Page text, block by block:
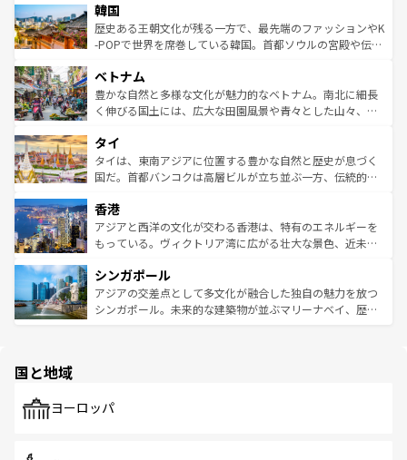
ワイを、存分に味わってほしい。 なお、新着のハワイ情報
はコンテンツ一覧を参照してほしい。
いる。アクティビティも充実しており、サーフィンやダイ
ビング、ハイキングなど、アウトドア好きにはたまらな
い。オーストラリアの多彩な魅力を存分に味わいつくそ
参照してほしい。
ン）、静ひつな山岳地帯である台湾東部など、都市の喧騒
と山間の静けさが共存しており、訪れる人に新しい発見と
驚きをもたらしてくれる。また、奥深い台湾の食文化も魅
容にもいいと評判のスイーツなど、バラエティ豊かな料理
が味わえる。 なお、新着の台湾情報は コンテンツ一覧を参
照してほしい。
韓国
歴史ある王朝文化が残る一方で、最先端のファッションやK
-POPで世界を席巻している韓国。首都ソウルの宮殿や伝統
き、地方に足を延ばせば四季折々の自然美を楽しむことが
できる。そして、キムチや焼肉、絶品のストリートフード
まで、さまざまな韓国料理が待っている。夜には、韓国な
リティに包まれながら、韓国の多彩な魅力を心ゆくまで味
わってみてほしい。 なお、新着の韓国情報はコンテンツ一
覧を参照してほしい。
ベトナム
豊かな自然と多様な文化が魅力的なベトナム。南北に細長
く伸びる国土には、広大な田園風景や青々とした山々、世
急速な発展と共に伝統が息づく。ハノイの古い町並みやホ
ーチミン市のフランス統治時代の建物も、独特の雰囲気を
醸し出している。また、バラエティの豊かさとおいしさで
とつ。フォーやバインミー、ベトナムコーヒーなどは、ぜ
ひ現地で味わいたい。どの地域を訪れてもあたたかい人々
が旅行者を迎えてくれるので、きっと忘れられない旅にな
参照してほしい。
タイ
タイは、東南アジアに位置する豊かな自然と歴史が息づく
国だ。首都バンコクは高層ビルが立ち並ぶ一方、伝統的な
の活気が交差している。北部ではチェンマイなどの山岳地
帯で自然と触れ合い、南部ではプーケットやクラビの美し
いビーチでリゾート気分を楽しむことができる。タイ料理
激する。気候は一年中温暖で、どの季節にも異なる楽しみ
が待っている。親しみやすいタイの人々、仏教を中心とし
た文化、そして多様な観光資源が、訪れる旅人を魅了し続
香港
アジアと西洋の文化が交わる香港は、特有のエネルギーを
もっている。ヴィクトリア湾に広がる壮大な景色、近未来
み、どこを訪れても感動するはず。観光スポットが密集し
ており、効率よく見どころを回れるのも魅力。息をのむよ
うな絶景から文化的な体験まで、香港を存分に楽しみ尽く
シンガポール
アジアの交差点として多文化が融合した独自の魅力を放つ
シンガポール。未来的な建築物が並ぶマリーナベイ、歴史
で、ホーカーズは地元の風情を楽しめる外せないスポット
国と地域
ヨーロッパ